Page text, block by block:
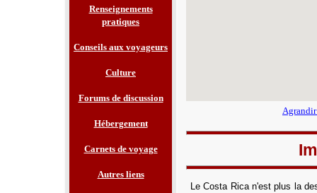
Renseignements
pratiques
Conseils aux voyageurs
Culture
Forums de discussion
Hébergement
Carnets de voyage
Autres liens
Le Costa Rica n'est plus la